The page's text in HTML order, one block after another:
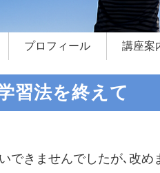
プロフィール 講座案
習法を終えて
できませんでしたが､改め